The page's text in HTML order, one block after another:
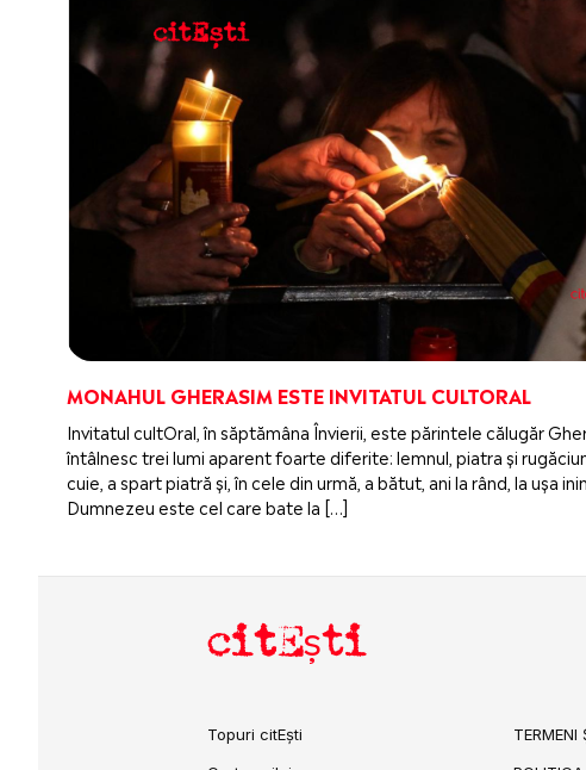
MONAHUL GHERASIM ESTE INVITATUL CULTORAL
Invitatul cultOral, în săptămâna Învierii, este părintele călugăr
întâlnesc trei lumi aparent foarte diferite: lemnul, piatra și
cuie, a spart piatră și, în cele din urmă, a bătut, ani la rând, la ușa
Dumnezeu este cel care bate la […]
citEști
Topuri citEști
TERMENI